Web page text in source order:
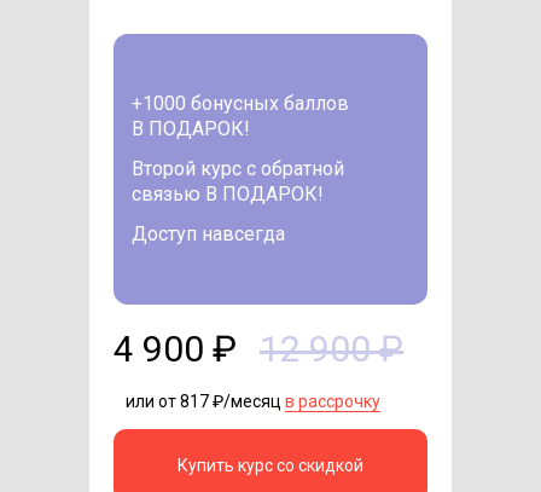
или от 817 ₽/месяц в рассрочку
12 900 ₽
4 900 ₽
Купить курс со скидкой
+1000 бонусных баллов
В ПОДАРОК!
Доступ навсегда
Второй курс с обратной
связью В ПОДАРОК!